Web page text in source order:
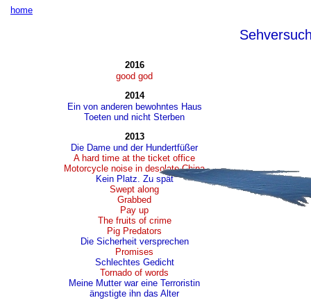
home
2016
good god
2014
Ein von anderen bewohntes Haus
Toeten und nicht Sterben
2013
Die Dame und der Hundertfüßer
A hard time at the ticket office
Motorcycle noise in desolate China
Kein Platz. Zu spät
Swept along
Grabbed
Pay up
The fruits of crime
Pig Predators
Die Sicherheit versprechen
Promises
Schlechtes Gedicht
Tornado of words
Meine Mutter war eine Terroristin
ängstigte ihn das Alter